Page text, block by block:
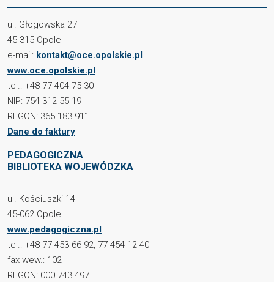
ul. Głogowska 27
45-315 Opole
e-mail: kontakt@oce.opolskie.pl
www.oce.opolskie.pl
tel.: +48 77 404 75 30
NIP: 754 312 55 19
REGON: 365 183 911
Dane do faktury
PEDAGOGICZNA
BIBLIOTEKA WOJEWÓDZKA
ul. Kościuszki 14
45-062 Opole
www.pedagogiczna.pl
tel.: +48 77 453 66 92, 77 454 12 40
fax wew.: 102
REGON: 000 743 497